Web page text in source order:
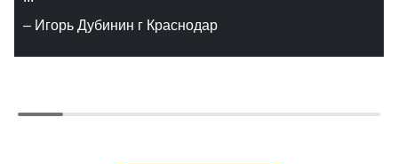
– Игорь Дубинин г Краснодар